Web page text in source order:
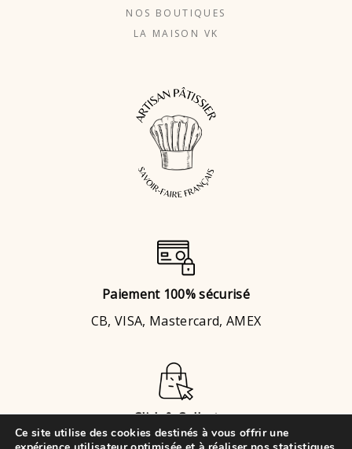
NOS BOUTIQUES
LA MAISON VK
Paiement 100% sécurisé
CB, VISA, Mastercard, AMEX
Click & Collect
BrignaisouChaponost
Ce site utilise des cookies destinés à vous offrir une